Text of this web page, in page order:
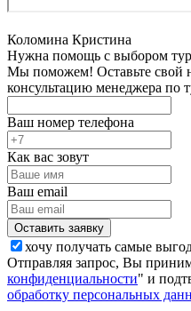
Коломина Кристина
Нужна помощь с выбором
Мы поможем! Оставьте свой
консультацию менеджера по
Ваш номер телефона
Как вас зовут
Ваш email
хочу получать самые
Отправляя запрос, Вы
конфиденциальности" и
обработку персональных